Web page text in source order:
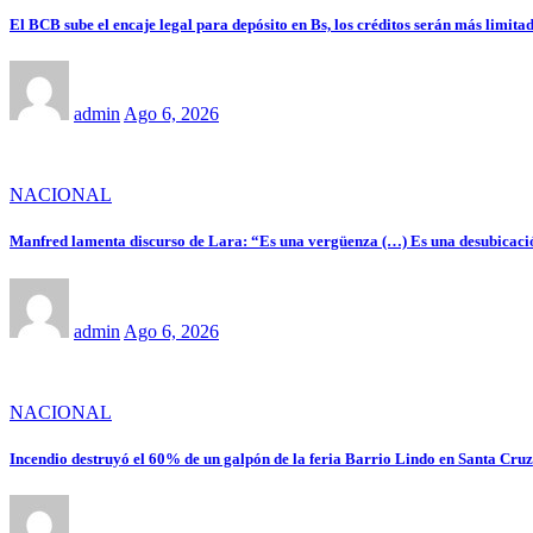
El BCB sube el encaje legal para depósito en Bs, los créditos serán más
admin Ago 6, 2026
NACIONAL
Manfred lamenta discurso de Lara: “Es una vergüenza (…) Es una
admin Ago 6, 2026
NACIONAL
Incendio destruyó el 60% de un galpón de la feria Barrio Lindo en Santa Cruz